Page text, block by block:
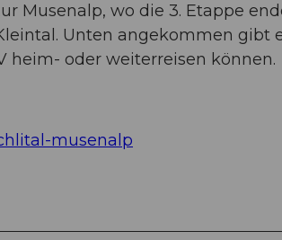
Musenalp, wo die 3. Etappe
Unten angekommen gibt
heim- oder weiterreisen können.
musenalp